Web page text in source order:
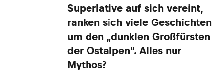
Superlative auf sich vereint,
ranken sich viele Geschichten
um den „dunklen Großfürsten
der Ostalpen“. Alles nur
Mythos?